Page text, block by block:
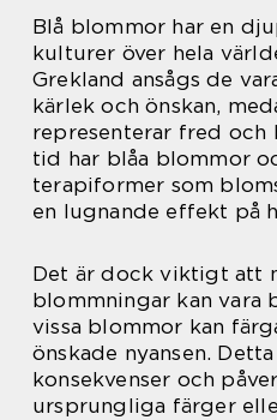
Blå blommor har en
kulturer över hela
Grekland ansågs de
kärlek och önskan,
representerar fred och
tid har blåa blommor
terapiformer som
en lugnande effekt på
Det är dock viktigt att
blommningar kan vara
vissa blommor kan
önskade nyansen.
konsekvenser och
ursprungliga färger